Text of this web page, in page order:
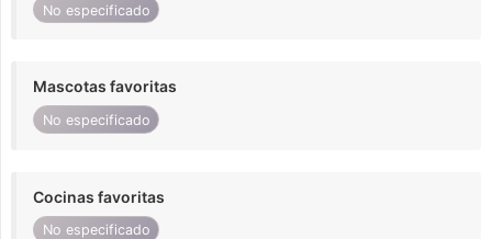
No especificado
Mascotas favoritas
No especificado
Cocinas favoritas
No especificado